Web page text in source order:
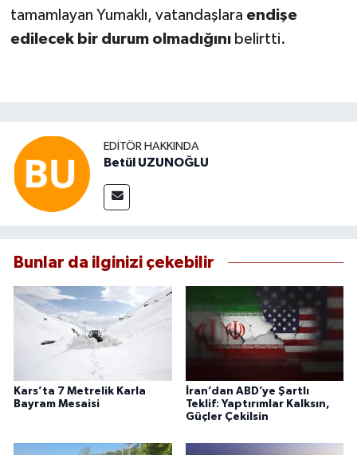
tamamlayan Yumaklı, vatandaşlara endişe
edilecek bir durum olmadığınıbelirtti.
EDITÖR HAKKINDA
Betül UZUNOĞLU
Bunlar da ilginizi çekebilir
Kars’ta 7 Metrelik Karla
Bayram Mesaisi
İran’dan ABD’ye Şartlı
Teklif: Yaptırımlar Kalksın,
Güçler Çekilsin